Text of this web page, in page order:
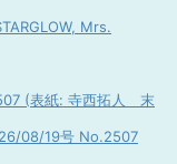
Mrs.
(表紙: 寺西拓人 末
08/19号 No.2507